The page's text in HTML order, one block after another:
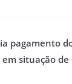
pagamento
situação